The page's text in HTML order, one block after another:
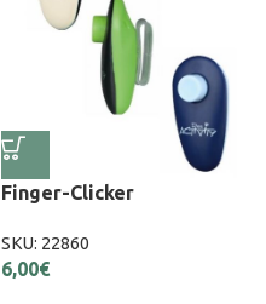
Finger-Clicker
SKU: 22860
6,00€